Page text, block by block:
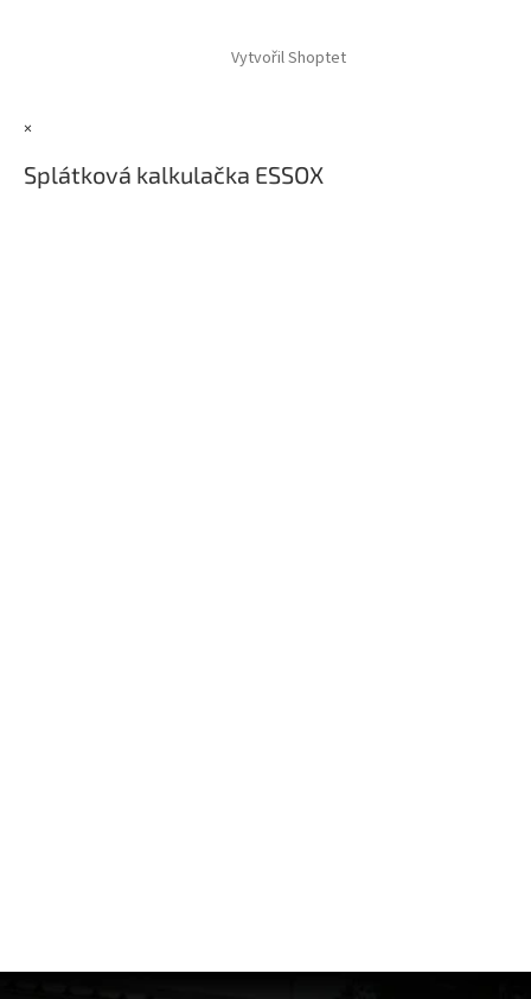
Vytvořil Shoptet
×
Splátková kalkulačka ESSOX